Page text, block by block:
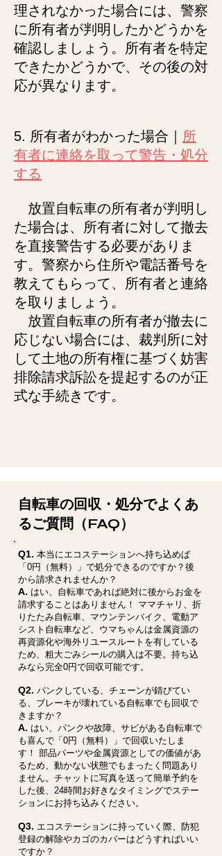
理されなかった場合には、警察
に所有者が判明したかどうかを
確認しましょう。所有者を特定
できたかどうかで、その後の対
応が異なります。
5. 所有者がわかった場合｜ 所
有者に連絡を取って警告・処分
する
放置自転車の所有者が判明し
た場合は、所有者に対して撤去
を直接警告する必要がありま
す。警察から住所や電話番号を
教えてもらって、所有者と連絡
を取りましょう。
放置自転車の所有者が撤去に
応じない場合には、裁判所に対
して土地の所有権に基づく妨害
排除請求訴訟を提起するのが正
式な手続きです。
自転車の回収・処分でよくあ
るご質問（FAQ）
Q1. 本当にエコステーションへ持ち込めば
「0円（無料）」で処分できるのですか？後
から請求されませんか？
A. はい、自転車であれば絶対に後からお金を
請求することはありません！ ママチャリ、折
りたたみ自転車、マウンテンバイク、電動ア
シスト自転車など、ウマちゃんは金属資源の
再資源化や海外リユースルートを有している
ため、粗大ごみシールの購入は不要。持ち込
みなら完全0円で回収可能です。
Q2. パンクしている、チェーンが錆びてい
る、ブレーキが壊れている自転車でも回収で
きますか？
A. はい、パンクや故障、サビがある自転車で
も喜んで「0円（無料）」で回収いたしま
す！ 部品パーツや金属資源としての価値があ
るため、動かない状態でもまったく問題あり
ません。チャットに写真を送って簡単予約を
した後、24時間お好きなタイミングでステー
ションにお持ち込みください。
Q3. エコステーションに持っていく際、防犯
登録の解除やカゴのカバーはどうすればいい
ですか？